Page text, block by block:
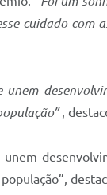
cuidado com
,